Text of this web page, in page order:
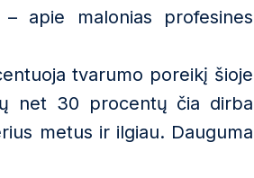
apie malonias profesines
tvarumo poreikį šioje
net 30 procentų čia dirba
metus ir ilgiau. Dauguma